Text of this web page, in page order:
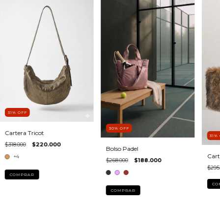
31 % OFF
Cartera Tricot
$318.000 $220.000
+4
COMPRAR
30% OFF
Bolso Padel
$268.000 $188.000
COMPRAR
31%